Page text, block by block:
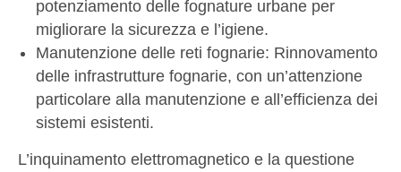
potenziamento delle fognature urbane per
migliorare la sicurezza e l’igiene.
Manutenzione delle reti fognarie: Rinnovamento
delle infrastrutture fognarie, con un’attenzione
particolare alla manutenzione e all’efficienza dei
sistemi esistenti.
L’inquinamento elettromagnetico e la questione